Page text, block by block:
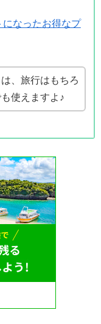
なったお得なプ
、旅行はもちろ
使えますよ♪